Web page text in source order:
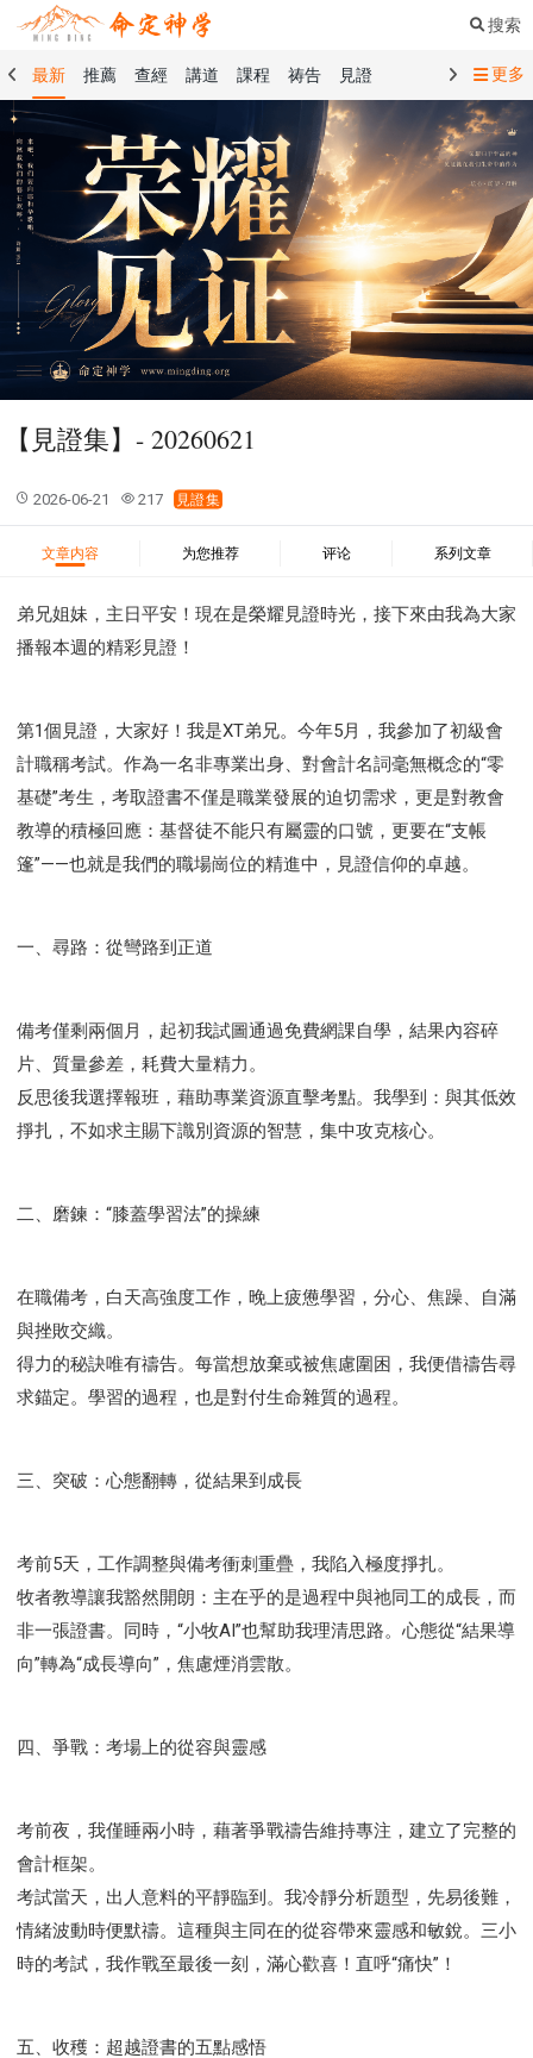
搜索
最新 推薦 查經 講道 課程 祷告
見證
命定音樂
命定神學
禱告精選
查經精選 講道精選
課程精選
見證精選
101課程 創世記 馬太福音
傳道書
洗禮禮文
聖餐禮文 01 創世記
02 出埃及記
03 利未記
04 民數記 05 申命記
06 約書亞記
07 士師記
08 路得記
09 撒母耳記上
10 撒母耳記下
11 列王紀上
12 列王紀下
15 以斯拉記
16 尼希米記 17 以斯帖記
18 約伯記
19 詩篇
20 箴言 21 傳道書
23 以賽亞書
25 耶利米哀歌
27 但以理書
33 彌迦書
34 那鴻書 35 哈巴谷書
43 約翰福音
44 使徒行傳
45 羅馬書
46 哥林多前書
47 哥林多後書
52 帖撒羅尼迦前書
53 帖撒羅尼迦後書
54 提摩太前書
55 提摩太後書
56 提多書
57 腓利門書
58 希伯來書 59 雅各書
62 約翰一書
63 約翰二書
64 約翰三書 66 啟示錄
聖經故事
教會
爭戰 信望愛 學習
時間管理和學習方法
使徒保羅的神學體系
屬靈的世界
耶穌基督的喜訊
智慧與悟性
從轄制中得自由
"如何"
屬靈人的好習慣
打開天上祝福的窗口
戰勝撒旦系列
001B課程 - 解開迷思課程
001C課程 - 靈界故事
101課程 - 從尋求到信徒
102課程 - 醫治釋放中階
103課程 - 聖經學習中階
301課程 - 領袖實操課程
302課程 - 新人接待
308課程 - 牧養理論基礎培訓
Y131課程 - 主動學習
Y134課程 - 動手實驗室
Y135課程 - 做人做事
研習會01 - 得勝教會的啟示
研習會01 - 教會的牧養
研習會02 - 醫治釋放
研習會02 - 如何查聖經
更多
【見證集】- 20260621
2026-06-21 217 見證集
文章内容 为您推荐 评论 系列文章
弟兄姐妹，主日平安！現在是榮耀見證時光，接下來由我為大家
播報本週的精彩見證！
第1個見證，大家好！我是XT弟兄。今年5月，我參加了初級會
計職稱考試。作為一名非專業出身、對會計名詞毫無概念的“零
基礎”考生，考取證書不僅是職業發展的迫切需求，更是對教會
教導的積極回應：基督徒不能只有屬靈的口號，更要在“支帳
篷”——也就是我們的職場崗位的精進中，見證信仰的卓越。
一、尋路：從彎路到正道
備考僅剩兩個月，起初我試圖通過免費網課自學，結果內容碎
片、質量參差，耗費大量精力。
反思後我選擇報班，藉助專業資源直擊考點。我學到：與其低效
掙扎，不如求主賜下識別資源的智慧，集中攻克核心。
二、磨鍊：“膝蓋學習法”的操練
在職備考，白天高強度工作，晚上疲憊學習，分心、焦躁、自滿
與挫敗交織。
得力的秘訣唯有禱告。每當想放棄或被焦慮圍困，我便借禱告尋
求錨定。學習的過程，也是對付生命雜質的過程。
三、突破：心態翻轉，從結果到成長
考前5天，工作調整與備考衝刺重疊，我陷入極度掙扎。
牧者教導讓我豁然開朗：主在乎的是過程中與祂同工的成長，而
非一張證書。同時，“小牧AI”也幫助我理清思路。心態從“結果導
向”轉為“成長導向”，焦慮煙消雲散。
四、爭戰：考場上的從容與靈感
考前夜，我僅睡兩小時，藉著爭戰禱告維持專注，建立了完整的
會計框架。
考試當天，出人意料的平靜臨到。我冷靜分析題型，先易後難，
情緒波動時便默禱。這種與主同在的從容帶來靈感和敏銳。三小
時的考試，我作戰至最後一刻，滿心歡喜！直呼“痛快”！
五、收穫：超越證書的五點感悟